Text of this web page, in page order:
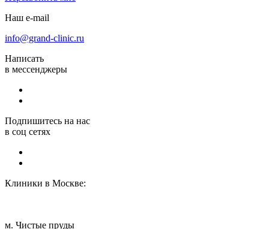
Наш e-mail
info@grand-clinic.ru
Написать
в мессенджеры
Подпишитесь на нас
в соц сетях
Клиники в Москве:
м. Чистые пруды